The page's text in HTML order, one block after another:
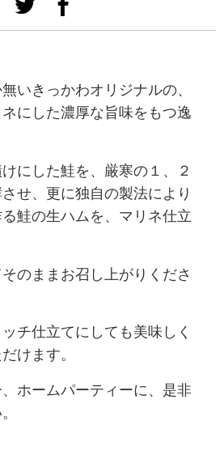
いきっかわオリジナルの、
にした濃厚な旨味をもつ逸
にした鮭を、厳寒の１、２
せ、更に独自の製法により
鮭の生ハムを、マリネ仕立
のままお召し上がりくださ
チ仕立てにしても美味しく
けます。
ホームパーティーに、是非